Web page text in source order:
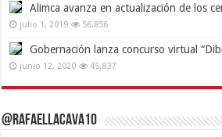
Alimca avanza en actualización de los
julio 1, 2019 56,856
Gobernación lanza concurso virtual
junio 12, 2020 45,837
@RafaelLacava10